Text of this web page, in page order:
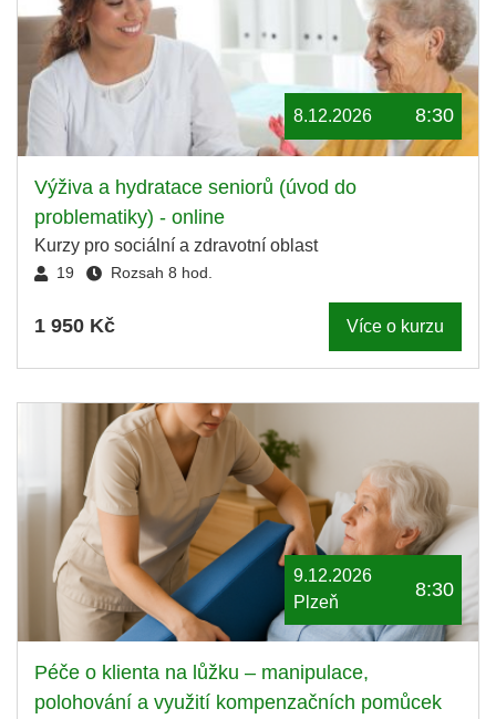
8.12.2026 8:30
Výživa a hydratace seniorů (úvod do
problematiky) - online
Kurzy pro sociální a zdravotní oblast
19 Rozsah 8 hod.
1 950 Kč Více o kurzu
9.12.2026
Plzeň
8:30
Péče o klienta na lůžku – manipulace,
polohování a využití kompenzačních pomůcek